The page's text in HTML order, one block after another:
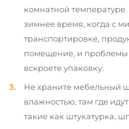
комнатной
зимнее время, когда с
транспортировке,
помещение, и проблемы
вскроете упаковку.
Не храните мебельный
влажностью, там где
такие как штукатурка,